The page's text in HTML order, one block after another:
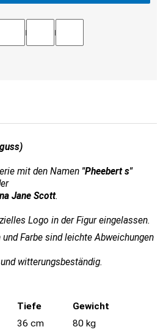
MERKZETTEL
mit den Namen "Pheebert s"
Jane Scott.
Logo in der Figur eingelassen.
Farbe sind leichte Abweichungen
witterungsbeständig.
Tiefe
Gewicht
36 cm 80 kg